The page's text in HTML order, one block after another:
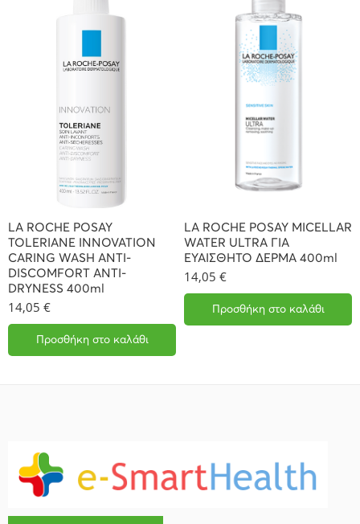
LA ROCHE POSAY
TOLERIANE INNOVATION
CARING WASH ANTI-
DISCOMFORT ANTI-
DRYNESS 400ml
14,05 €
Προσθήκη στο καλάθι
LA ROCHE POSAY MICELLAR
WATER ULTRA ΓΙΑ
ΕΥΑΙΣΘΗΤΟ ΔΕΡΜΑ 400ml
14,05 €
Προσθήκη στο καλάθι